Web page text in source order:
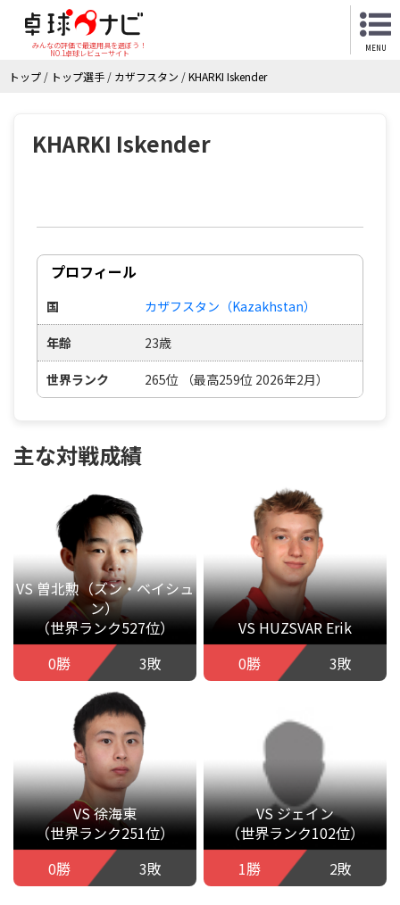
みんなの評価で最適用具を選ぼう！
NO.1卓球レビューサイト
MENU
トップ / トップ選手 / カザフスタン /KHARKI Iskender
KHARKI Iskender
プロフィール
国 カザフスタン（Kazakhstan）
年齢 23歳
世界ランク 265位 （最高259位 2026年2月）
主な対戦成績
VS 曽北勲（ズン・ベイシュ
ン）
（世界ランク527位）
0勝
3敗
VS HUZSVAR Erik
0勝
3敗
VS 徐海東
（世界ランク251位）
0勝
3敗
VS ジェイン
（世界ランク102位）
1勝
2敗